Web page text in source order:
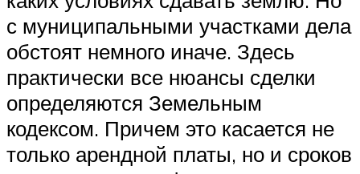
с муниципальными участками дела
обстоят немного иначе. Здесь
практически все нюансы сделки
определяются Земельным
кодексом. Причем это касается не
только арендной платы, но и сроков